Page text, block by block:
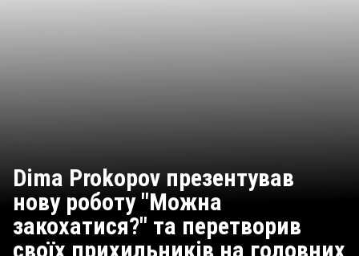
Dima Prokopov презентував
нову роботу "Можна
закохатися?" та перетворив
своїх прихильників на головних